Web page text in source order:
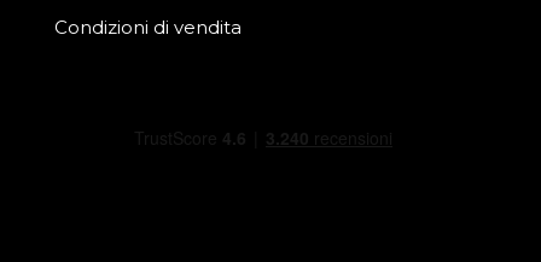
Condizioni di vendita